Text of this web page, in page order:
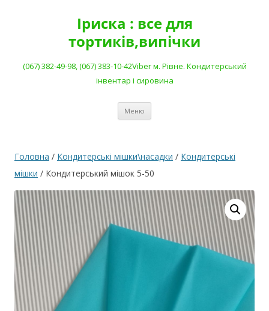
Іриска : все для
тортиків,випічки
(067) 382-49-98, (067) 383-10-42Viber м. Рівне. Кондитерський
інвентар і сировина
Меню
Головна / Кондитерські мішки\насадки / Кондитерські
мішки / Кондитерський мішок 5-50